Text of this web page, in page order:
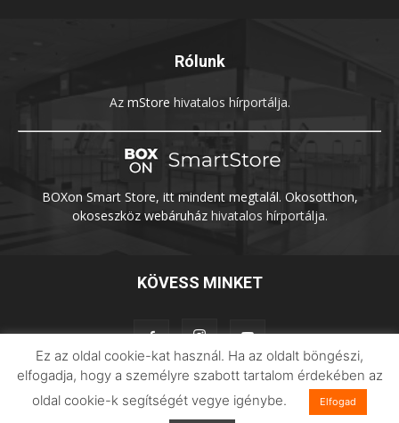
Rólunk
Az mStore hivatalos hírportálja.
BOXon Smart Store, itt mindent megtalál. Okosotthon,
okoseszköz webáruházhivatalos hírportálja.
KÖVESS MINKET
Adatvédelem Impresszum Imilab
Ez az oldal cookie-kat használ. Ha az oldalt böngészi,
elfogadja, hogy a személyre szabott tartalom érdekében az
oldal cookie-k segítségét vegye igénybe.
Elfogad